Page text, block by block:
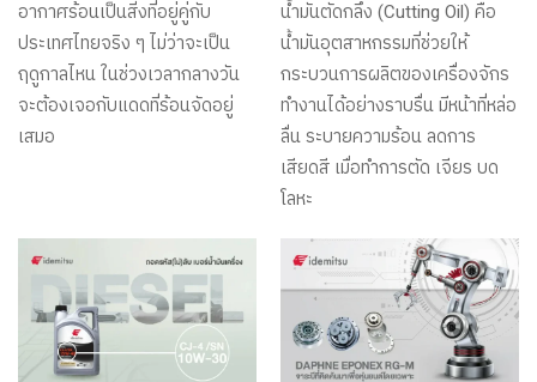
อากาศร้อนเป็นสิ่งที่อยู่คู่กับ
ประเทศไทยจริง ๆ ไม่ว่าจะเป็น
ฤดูกาลไหน ในช่วงเวลากลางวัน
จะต้องเจอกับแดดที่ร้อนจัดอยู่
เสมอ
น้ำมันตัดกลึง (Cutting Oil) คือ
น้ำมันอุตสาหกรรมที่ช่วยให้
กระบวนการผลิตของเครื่องจักร
ทำงานได้อย่างราบรื่น มีหน้าที่หล่อ
ลื่น ระบายความร้อน ลดการ
เสียดสี เมื่อทำการตัด เจียร บด
โลหะ